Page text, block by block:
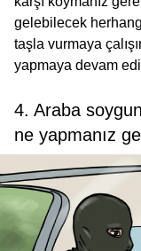
gelebilecek
taşla vurmaya
yapmaya devam
4. Araba
ne yapmanız